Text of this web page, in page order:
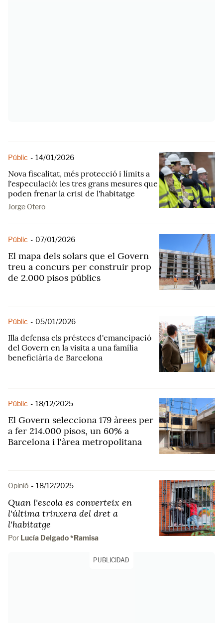
Públic - 14/01/2026
Nova fiscalitat, més protecció i límits a
l'especulació: les tres grans mesures que
poden frenar la crisi de l'habitatge
Jorge Otero
Públic - 07/01/2026
El mapa dels solars que el Govern
treu a concurs per construir prop
de 2.000 pisos públics
Públic - 05/01/2026
Illa defensa els préstecs d'emancipació
del Govern en la visita a una família
beneficiària de Barcelona
Públic - 18/12/2025
El Govern selecciona 179 àrees per
a fer 214.000 pisos, un 60% a
Barcelona i l'àrea metropolitana
Opinió - 18/12/2025
Quan l'escola es converteix en
l'última trinxera del dret a
l'habitatge
Por Lucía Delgado *Ramisa
PUBLICIDAD